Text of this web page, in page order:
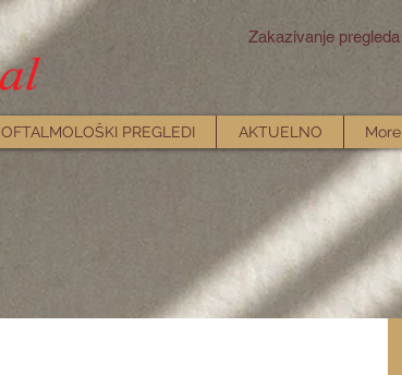
Zakazivanje pregleda
OFTALMOLOŠKI PREGLEDI AKTUELNO More